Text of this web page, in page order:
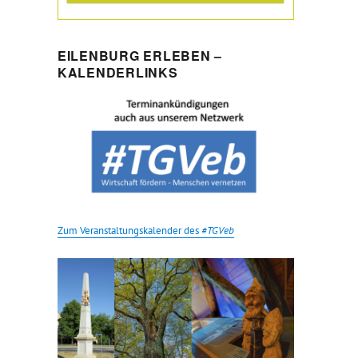
EILENBURG ERLEBEN –
KALENDERLINKS
Zum Veranstaltungskalender des #TGVeb